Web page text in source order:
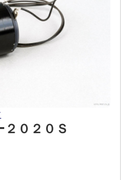
０２０Ｓ